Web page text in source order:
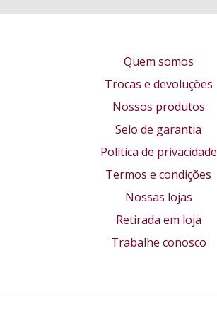
Quem somos
Trocas e devoluções
Nossos produtos
Selo de garantia
Política de privacidade
Termos e condições
Nossas lojas
Retirada em loja
Trabalhe conosco